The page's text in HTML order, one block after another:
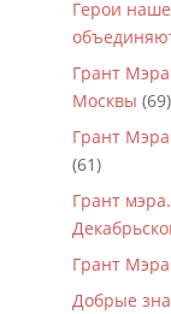
Герои
Грант
Москвы (69)
Грант
(61)
Грант
Грант
Добрые